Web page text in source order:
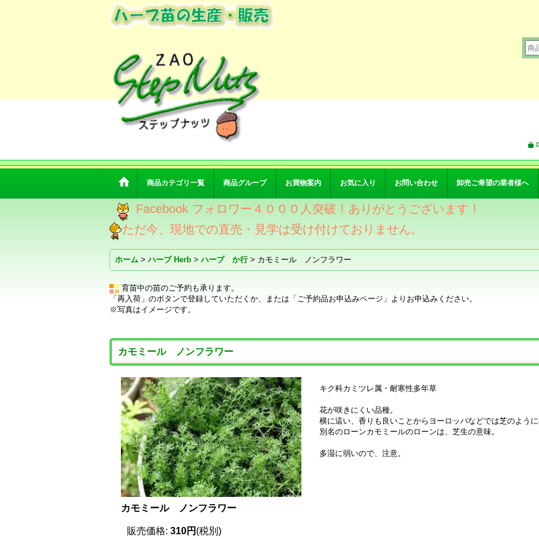
商品カテゴリ一覧 商品グループ お買物案内 お気に入り お問い合わせ 卸売ご希望の業者様へ
Facebook フォロワー４０００人突破！ありがとうございます！
ただ今、現地での直売・見学は受け付けておりません。
ホーム > ハーブ Herb > ハーブ か行 > カモミール ノンフラワー
育苗中の苗のご予約も承ります。
「再入荷」のボタンで登録していただくか、または「ご予約品お申込みページ」よりお申込みください。
※写真はイメージです。
カモミール ノンフラワー
キク科カミツレ属・耐寒性多年草
花が咲きにくい品種。
横に這い、香りも良いことからヨーロッパなどでは芝のように
別名のローンカモミールのローンは、芝生の意味。
多湿に弱いので、注意。
カモミール ノンフラワー
販売価格: 310円 (税別)